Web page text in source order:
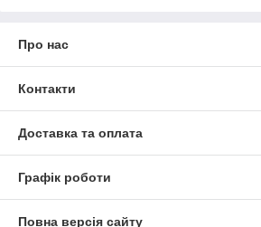
Про нас
Контакти
Доставка та оплата
Графік роботи
Повна версія сайту